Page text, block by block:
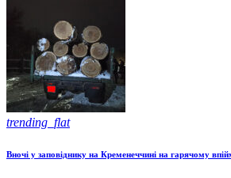
trending_flat
Вночі у заповіднику на Кременеччині на гарячому